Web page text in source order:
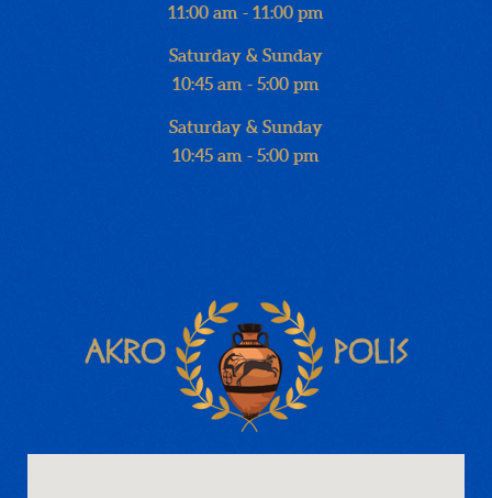
11:00 am - 11:00 pm
Saturday & Sunday
10:45 am - 5:00 pm
Saturday & Sunday
10:45 am - 5:00 pm